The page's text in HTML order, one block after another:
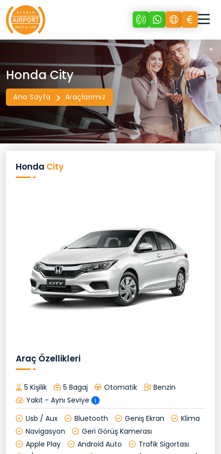
Honda City
Ana Sayfa Araçlarımız
Honda City
Araç Özellikleri
5 Kişilik 5 Bagaj Otomatik
Benzin
Yakıt - Aynı Seviye
i
Usb / Aux Bluetooth Geniş Ekran
Klima
Navigasyon
Geri Görüş Kamerası
Apple Play
Android Auto
Trafik Sigortası